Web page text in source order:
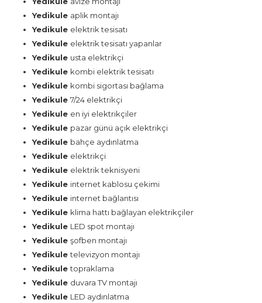
Yedikule aplik montajı
Yedikule elektrik tesisatı
Yedikule elektrik tesisatı yapanlar
Yedikule usta elektrikçi
Yedikule kombi elektrik tesisatı
Yedikule kombi sigortası bağlama
Yedikule 7/24 elektrikçi
Yedikule en iyi elektrikçiler
Yedikule pazar günü açık elektrikçi
Yedikule bahçe aydınlatma
Yedikule elektrikçi
Yedikule elektrik teknisyeni
Yedikule internet kablosu çekimi
Yedikule internet bağlantısı
Yedikule klima hattı bağlayan elektrikçiler
Yedikule LED spot montajı
Yedikule şofben montajı
Yedikuletelevizyon montajı
Yedikuletopraklama
Yedikule duvara TV montajı
Yedikule LED aydınlatma